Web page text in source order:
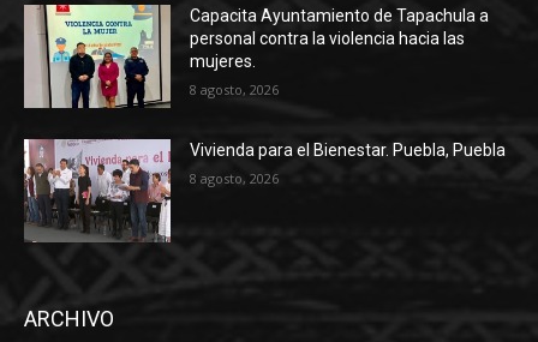
Capacita Ayuntamiento de Tapachula a
personal contra la violencia hacia las
mujeres.
8 agosto, 2026
Vivienda para el Bienestar. Puebla, Puebla
8 agosto, 2026
ARCHIVO